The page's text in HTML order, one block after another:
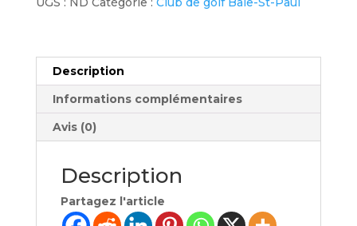
Paul
(Saison
2026)
Description
Informations complémentaires
Avis (0)
Description
Partagez l'article